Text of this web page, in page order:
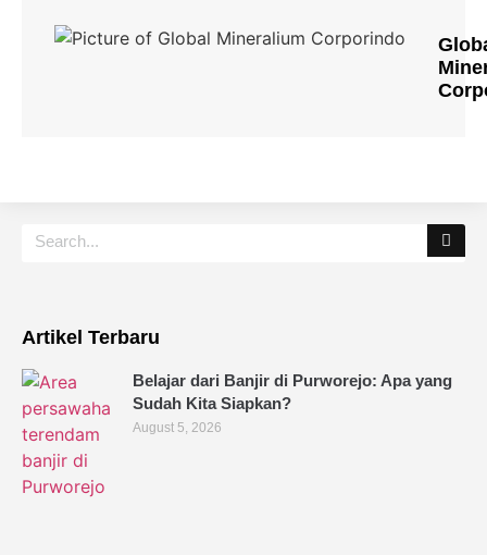
Artikel Terbaru
Belajar dari Banjir di Purworejo: Apa yang
Sudah Kita Siapkan?
August 5, 2026